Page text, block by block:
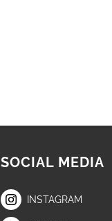
SOCIAL MEDIA
INSTAGRAM